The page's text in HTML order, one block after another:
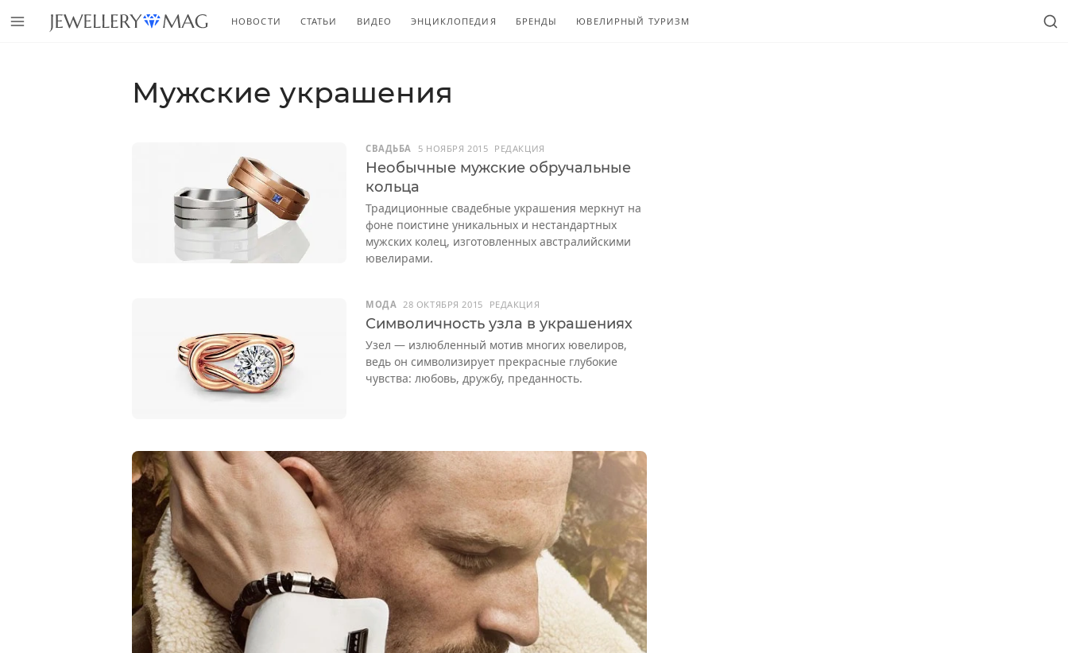
НОВОСТИ СТАТЬИ ВИДЕО ЭНЦИКЛОПЕДИЯ БРЕНДЫ ЮВЕЛИРНЫЙ ТУРИЗМ
Мужские украшения
СВАДЬБА 5 НОЯБРЯ 2015 РЕДАКЦИЯ
Необычные мужские обручальные
кольца
Традиционные свадебные украшения меркнут на
фоне поистине уникальных и нестандартных
мужских колец, изготовленных австралийскими
ювелирами.
МОДА 28 ОКТЯБРЯ 2015 РЕДАКЦИЯ
Символичность узла в украшениях
Узел — излюбленный мотив многих ювелиров,
ведь он символизирует прекрасные глубокие
чувства: любовь, дружбу, преданность.